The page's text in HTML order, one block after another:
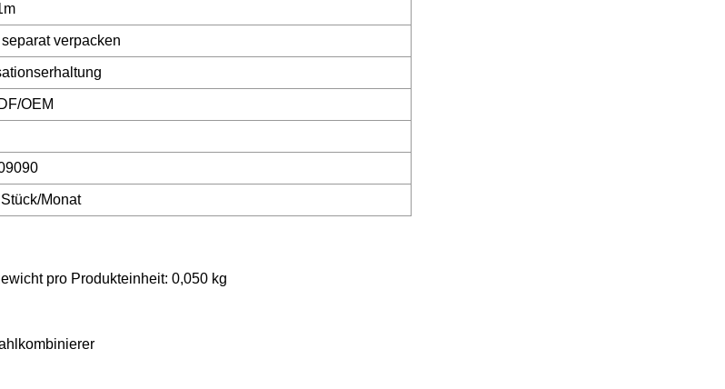
verpacken
OEM
Monat
pro Produkteinheit: 0,050 kg